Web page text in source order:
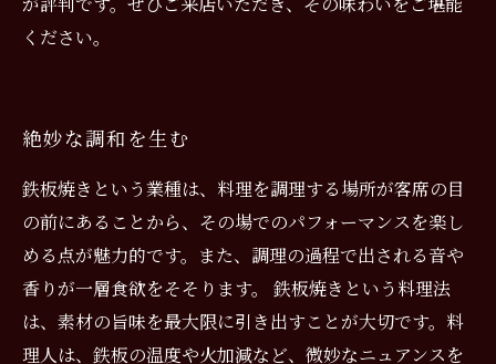
ください。
絶妙な調和を生む
鉄板焼きという業種は、料理を調理する場所が客席の目
の前にあることから、その場でのパフォーマンスを楽し
める点が魅力的です。また、調理の過程で出される音や
香りが一層食欲をそそります。 鉄板焼きという料理法
は、素材の旨味を最大限に引き出すことが大切です。料
理人は、鉄板の温度や火加減など、微妙なニュアンスを